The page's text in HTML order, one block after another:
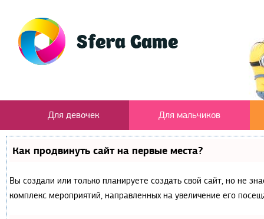
Для девочек Для мальчиков
Как продвинуть сайт на первые места?
Вы создали или только планируете создать свой сайт, но не
комплекс мероприятий, направленных на увеличение его